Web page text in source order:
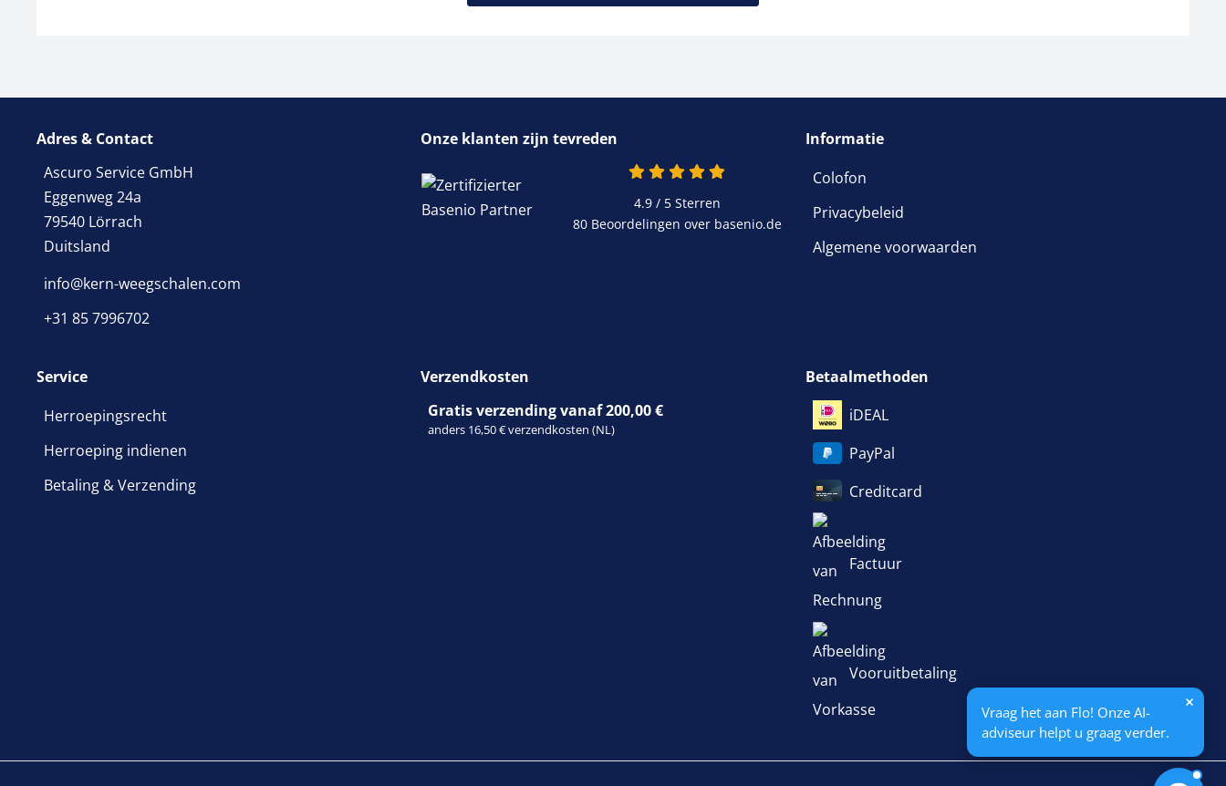
Vraag het aan Flo! Onze AI-
adviseur helpt u graag verder.
Adres & Contact
Ascuro Service GmbH
Eggenweg 24a
79540 Lörrach
Duitsland
info@kern-weegschalen.com
+31 85 7996702
Onze klanten zijn tevreden
4.9 / 5Sterren
80 Beoordelingen over basenio.de
Informatie
Colofon
Privacybeleid
Algemene voorwaarden
Service
Herroepingsrecht
Herroeping indienen
Betaling & Verzending
Verzendkosten
Gratis verzending vanaf 200,00 €
anders 16,50 € verzendkosten (NL)
Betaalmethoden
iDEAL
PayPal
Creditcard
Factuur
Vooruitbetaling